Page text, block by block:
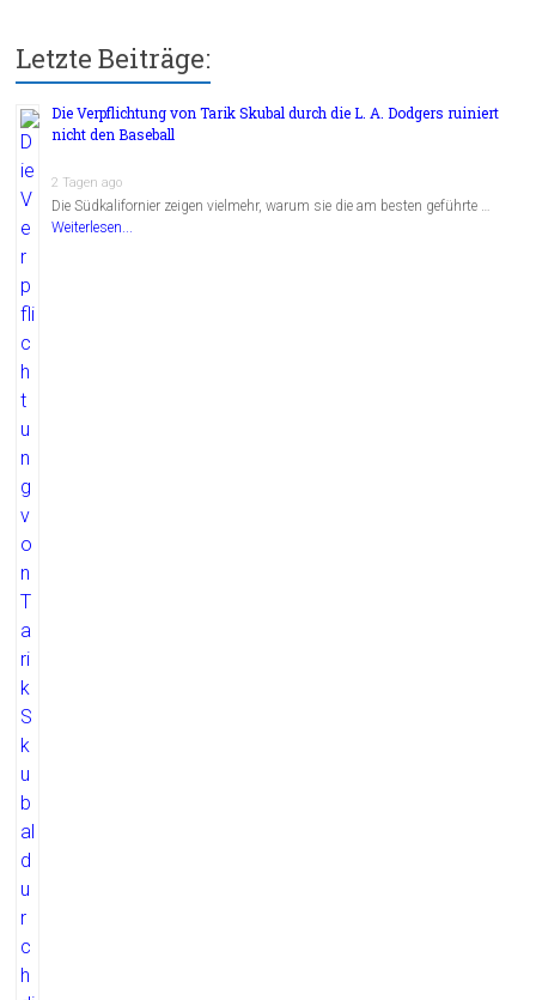
Letzte Beiträge:
Die Verpflichtung von Tarik Skubal durch die L. A. Dodgers ruiniert
nicht den Baseball
2 Tagen ago
Die Südkalifornier zeigen vielmehr, warum sie die am besten geführte …
Weiterlesen...